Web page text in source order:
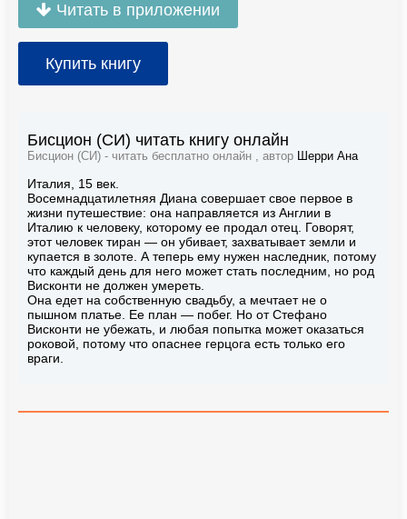
Читать в приложении
Купить книгу
Бисцион (СИ) читать книгу онлайн
Бисцион (СИ) - читать бесплатно онлайн , автор Шерри Ана
Италия, 15 век.
Восемнадцатилетняя Диана совершает свое первое в
жизни путешествие: она направляется из Англии в
Италию к человеку, которому ее продал отец. Говорят,
этот человек тиран — он убивает, захватывает земли и
купается в золоте. А теперь ему нужен наследник, потому
что каждый день для него может стать последним, но род
Висконти не должен умереть.
Она едет на собственную свадьбу, а мечтает не о
пышном платье. Ее план — побег. Но от Стефано
Висконти не убежать, и любая попытка может оказаться
роковой, потому что опаснее герцога есть только его
враги.